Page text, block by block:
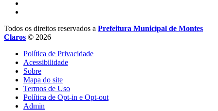
Todos os direitos reservados a Prefeitura Municipal de Montes
Claros © 2026
Política de Privacidade
Acessibilidade
Sobre
Mapa do site
Termos de Uso
Política de Opt-in e Opt-out
Admin